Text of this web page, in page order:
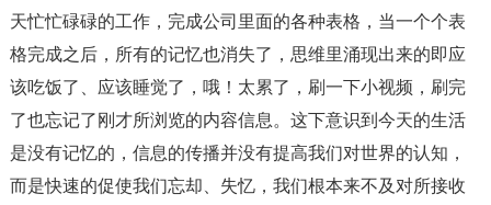
天忙忙碌碌的工作，完成公司里面的各种表格，当一个个表
格完成之后，所有的记忆也消失了，思维里涌现出来的即应
该吃饭了、应该睡觉了，哦！太累了，刷一下小视频，刷完
了也忘记了刚才所浏览的内容信息。这下意识到今天的生活
是没有记忆的，信息的传播并没有提高我们对世界的认知，
而是快速的促使我们忘却、失忆，我们根本来不及对所接收